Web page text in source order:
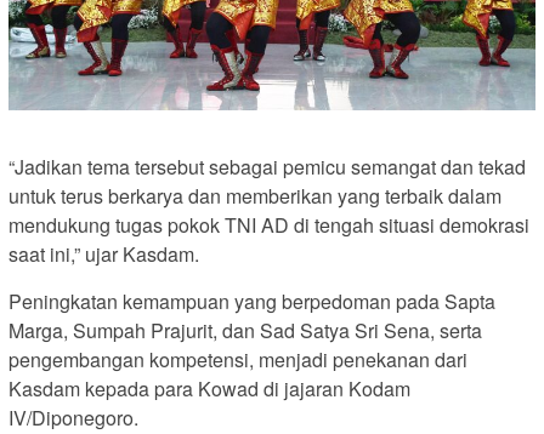
“Jadikan tema tersebut sebagai pemicu semangat dan tekad
untuk terus berkarya dan memberikan yang terbaik dalam
mendukung tugas pokok TNI AD di tengah situasi demokrasi
saat ini,” ujar Kasdam.
Peningkatan kemampuan yang berpedoman pada Sapta
Marga, Sumpah Prajurit, dan Sad Satya Sri Sena, serta
pengembangan kompetensi, menjadi penekanan dari
Kasdam kepada para Kowad di jajaran Kodam
IV/Diponegoro.